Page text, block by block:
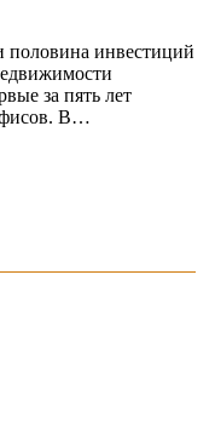
половина инвестиций
за пять лет
В…